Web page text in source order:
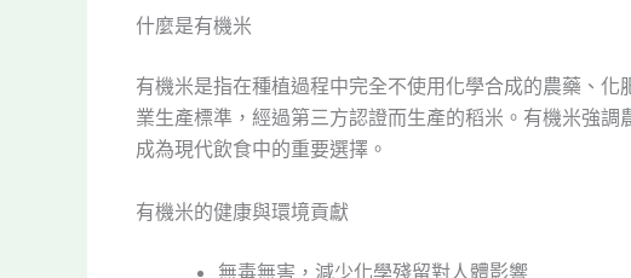
什麼是有機米
有機米是指在種植過程中完全不使用化學合成的農藥、
業生產標準，經過第三方認證而生產的稻米。有機米強
成為現代飲食中的重要選擇。
有機米的健康與環境貢獻
無毒無害，減少化學殘留對人體影響